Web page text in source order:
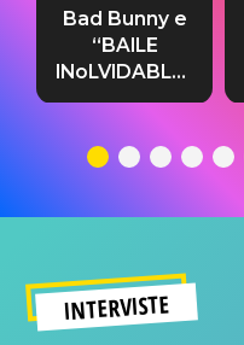
Bad Bunny e
“BAILE
INoLVIDABLE”:
testo,
significato
INTERVISTE